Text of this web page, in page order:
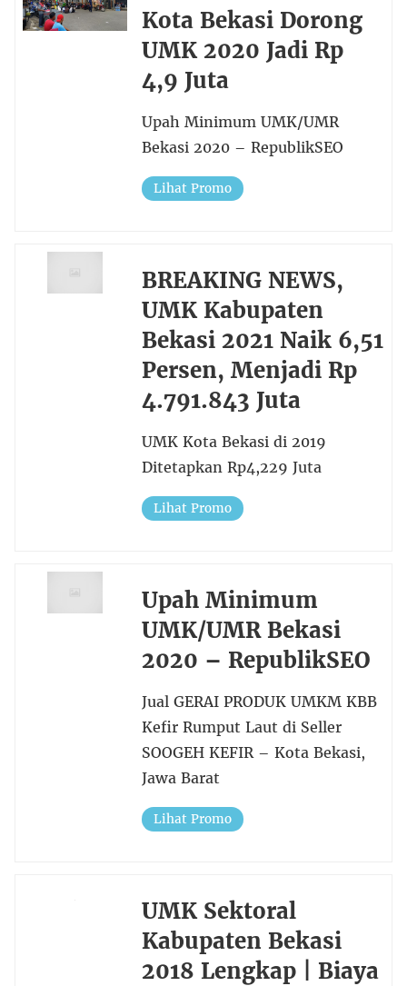
Kota Bekasi Dorong
UMK 2020 Jadi Rp
4,9 Juta
Upah Minimum UMK/UMR
Bekasi 2020 – RepublikSEO
Lihat Promo
BREAKING NEWS,
UMK Kabupaten
Bekasi 2021 Naik 6,51
Persen, Menjadi Rp
4.791.843 Juta
UMK Kota Bekasi di 2019
Ditetapkan Rp4,229 Juta
Lihat Promo
Upah Minimum
UMK/UMR Bekasi
2020 – RepublikSEO
Jual GERAI PRODUK UMKM KBB
Kefir Rumput Laut di Seller
SOOGEH KEFIR – Kota Bekasi,
Jawa Barat
Lihat Promo
UMK Sektoral
Kabupaten Bekasi
2018 Lengkap | Biaya